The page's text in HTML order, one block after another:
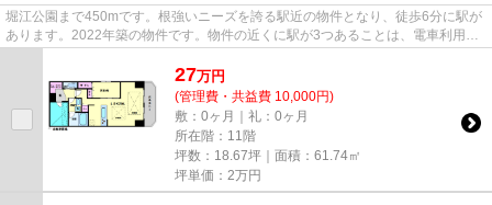
堀江公園まで450mです。根強いニーズを誇る駅近の物件となり、徒歩6分に駅が
あります。2022年築の物件です。物件の近くに駅が3つあることは、電車利用の
方には嬉しい条件です。高層建...
27万円
(管理費・共益費 10,000円)
敷：0ヶ月｜礼：0ヶ月
所在階：11階
坪数：18.67坪｜面積：61.74㎡
坪単価： 2万円